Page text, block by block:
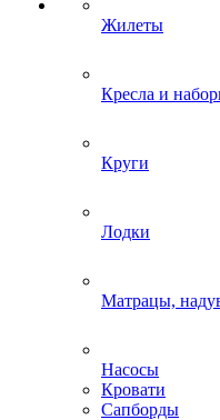
Жилеты
Кресла и
Круги
Лодки
Матрацы,
Насосы
Кровати
Сапборды